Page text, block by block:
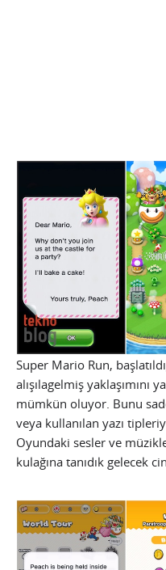
Super Mario Run,
alışılagelmiş yaklaşımını
mümkün oluyor. Bunu
veya kullanılan yazı
Oyundaki sesler ve
kulağına tanıdık gelecek